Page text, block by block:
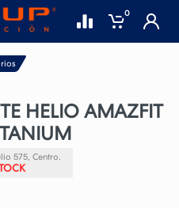
0
HELIO AMAZFIT
575, Centro.